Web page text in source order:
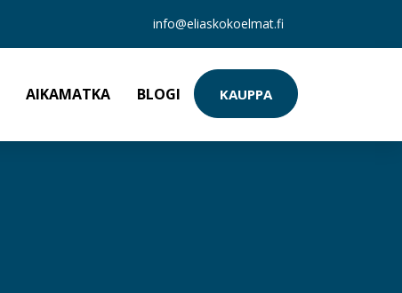
info@eliaskokoelmat.fi
AIKAMATKA BLOGI KAUPPA